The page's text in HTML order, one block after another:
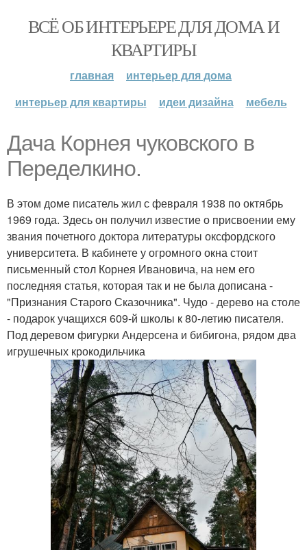
ВСЁ ОБ ИНТЕРЬЕРЕ ДЛЯ ДОМА И
КВАРТИРЫ
главная
интерьер для дома
интерьер для квартиры
идеи дизайна мебель
Дача Корнея чуковского в
Переделкино.
В этом доме писатель жил с февраля 1938 по октябрь
1969 года. Здесь он получил известие о присвоении ему
звания почетного доктора литературы оксфордского
университета. В кабинете у огромного окна стоит
письменный стол Корнея Ивановича, на нем его
последняя статья, которая так и не была дописана -
"Признания Старого Сказочника". Чудо - дерево на столе
- подарок учащихся 609-й школы к 80-летию писателя.
Под деревом фигурки Андерсена и бибигона, рядом два
игрушечных крокодильчика